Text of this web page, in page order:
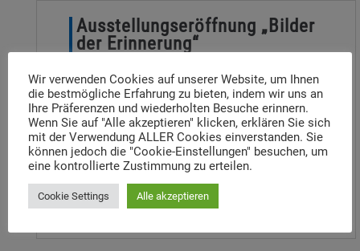
Ausstellungseröffnung „Bilder
der Erinnerung“
Seit Freitag, den 21. April hängt im Foyer des
Max Mannheimer Hauses die Ausstellung
„Bilder der Erinnerung“. Gemeinsam mit der
MDSM / IJBS International Youth Meeting
Centre in Oświęcim fand […]
Beitrag lesen
Wir verwenden Cookies auf unserer Website, um Ihnen
die bestmögliche Erfahrung zu bieten, indem wir uns an
Ihre Präferenzen und wiederholten Besuche erinnern.
Wenn Sie auf "Alle akzeptieren" klicken, erklären Sie sich
mit der Verwendung ALLER Cookies einverstanden. Sie
können jedoch die "Cookie-Einstellungen" besuchen, um
eine kontrollierte Zustimmung zu erteilen.
Cookie Settings Alle akzeptieren